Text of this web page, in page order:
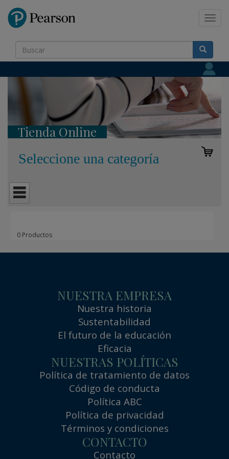
Tienda Online
Seleccione una categoría
0 Productos
NUESTRA EMPRESA
Nuestra historia
Sustentabilidad
El futuro de la educación
Eficacia
NUESTRAS POLÍTICAS
Política de tratamiento de datos
Código de conducta
Política ABC
Política de privacidad
Términos y condiciones
CONTACTO
Contacto